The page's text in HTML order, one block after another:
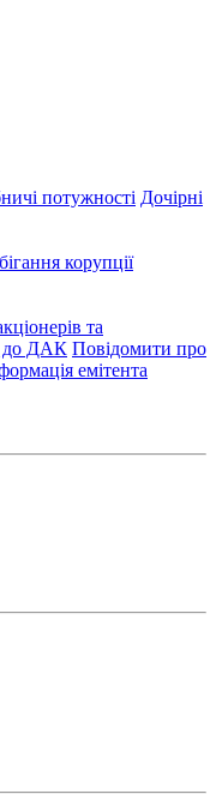
потужності Дочірні
корупції
та
до ДАК Повідомити про
емітента